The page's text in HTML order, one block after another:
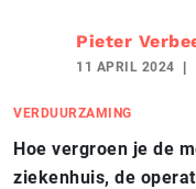
Pieter
11 APRIL 2024
VERDUURZAMING
Hoe vergroen je de
ziekenhuis, de